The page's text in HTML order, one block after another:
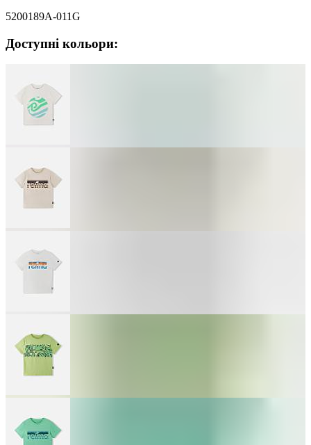
5200189A-011G
Доступні кольори: